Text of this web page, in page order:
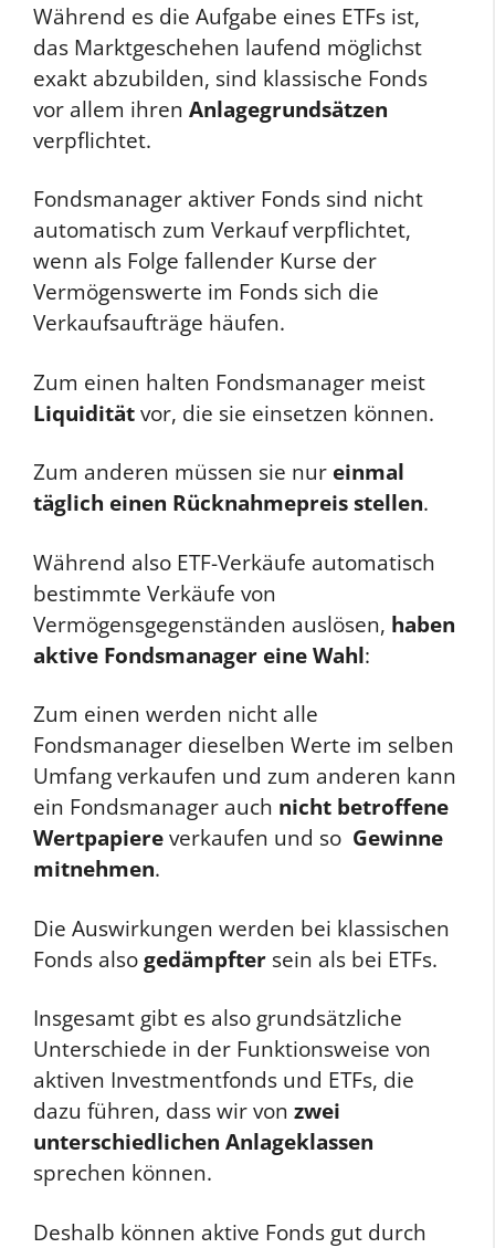
Während es die Aufgabe eines ETFs ist,
das Marktgeschehen laufend möglichst
exakt abzubilden, sind klassische Fonds
vor allem ihren Anlagegrundsätzen
verpflichtet.
Fondsmanager aktiver Fonds sind nicht
automatisch zum Verkauf verpflichtet,
wenn als Folge fallender Kurse der
Vermögenswerte im Fonds sich die
Verkaufsaufträge häufen.
Zum einen halten Fondsmanager meist
Liquidität vor, die sie einsetzen können.
Zum anderen müssen sie nur einmal
täglich einen Rücknahmepreis stellen.
Während also ETF-Verkäufe automatisch
bestimmte Verkäufe von
Vermögensgegenständen auslösen, haben
aktive Fondsmanager eine Wahl:
Zum einen werden nicht alle
Fondsmanager dieselben Werte im selben
Umfang verkaufen und zum anderen kann
ein Fondsmanager auch nicht betroffene
Wertpapiere verkaufen und so Gewinne
mitnehmen.
Die Auswirkungen werden bei klassischen
Fonds also gedämpfter sein als bei ETFs.
Insgesamt gibt es also grundsätzliche
Unterschiede in der Funktionsweise von
aktiven Investmentfonds und ETFs, die
dazu führen, dass wir von zwei
unterschiedlichen Anlageklassen
sprechen können.
Deshalb können aktive Fonds gut durch